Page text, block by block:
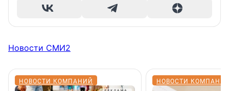
Новости СМИ2
НОВОСТИ КОМПАНИЙ НОВОСТИ